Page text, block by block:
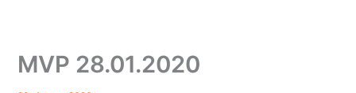
MVP 28.01.2020